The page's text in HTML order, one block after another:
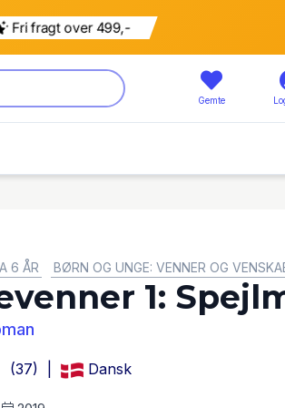
Fri fragt over 499,-
Gemte
6 ÅR
BØRN OG UNGE: VENNER OG
1:
(37) Dansk